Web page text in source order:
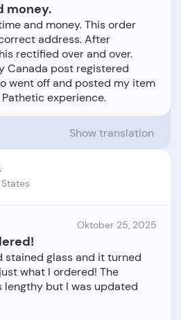
money.
and money. This order
address. After
rectified over and over.
Canada post registered
went off and posted my item
Show translation
Oktober 25, 2025
stained glass and it turned
what I ordered! The
lengthy but I was updated